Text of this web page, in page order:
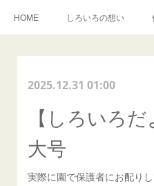
HOME しろいろの想い
BLOG 卒園児の声
2025.12.31 01:00
【しろいろ
大号
実際に園で保護者にお配り